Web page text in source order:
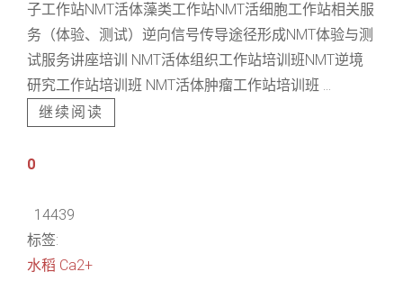
子工作站NMT活体藻类工作站NMT活细胞工作站相关服
务（体验、测试）逆向信号传导途径形成NMT体验与测
试服务讲座培训 NMT活体组织工作站培训班NMT逆境
研究工作站培训班 NMT活体肿瘤工作站培训班 ...
继续阅读
0
14439
标签:
水稻 Ca2+